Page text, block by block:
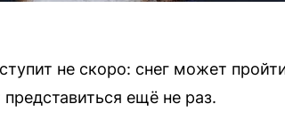
не скоро: снег может
ещё не раз.